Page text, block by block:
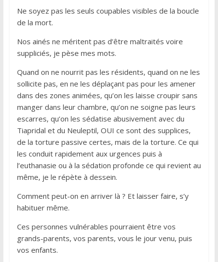
Ne soyez pas les seuls coupables visibles de la boucle
de la mort.
Nos ainés ne méritent pas d’être maltraités voire
suppliciés, je pèse mes mots.
Quand on ne nourrit pas les résidents, quand on ne les
sollicite pas, en ne les déplaçant pas pour les amener
dans des zones animées, qu’on les laisse croupir sans
manger dans leur chambre, qu’on ne soigne pas leurs
escarres, qu’on les sédatise abusivement avec du
Tiapridal et du Neuleptil, OUI ce sont des supplices,
de la torture passive certes, mais de la torture. Ce qui
les conduit rapidement aux urgences puis à
l’euthanasie ou à la sédation profonde ce qui revient au
même, je le répète à dessein.
Comment peut-on en arriver là ? Et laisser faire, s’y
habituer même.
Ces personnes vulnérables pourraient être vos
grands-parents, vos parents, vous le jour venu, puis
vos enfants.